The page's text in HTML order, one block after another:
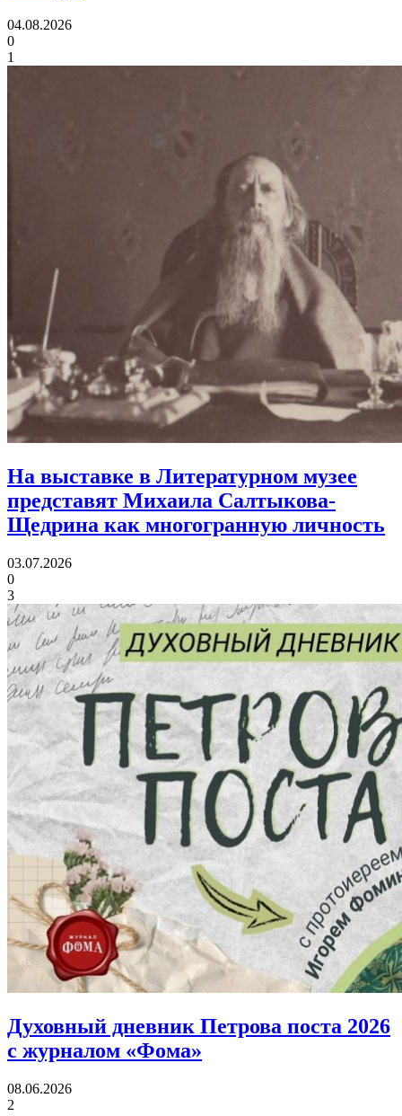
04.08.2026
0
1
На выставке в Литературном музее
представят Михаила Салтыкова-
Щедрина как многогранную личность
03.07.2026
0
3
Духовный дневник Петрова поста 2026
с журналом «Фома»
08.06.2026
2